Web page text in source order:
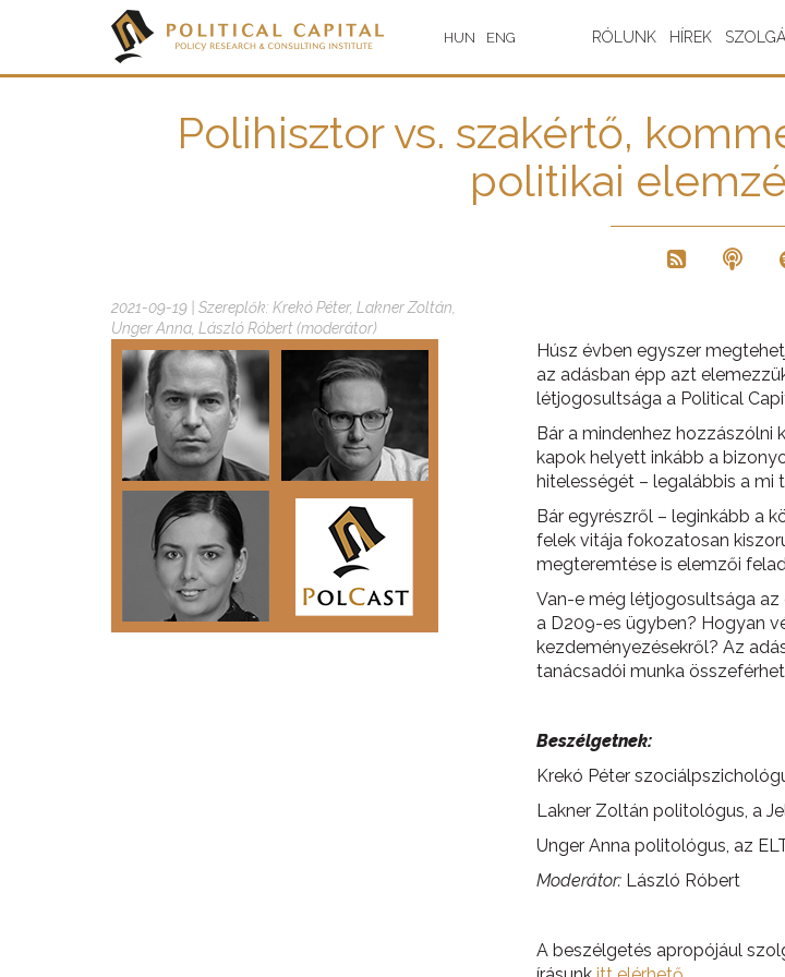
HUN ENG RÓLUNK HÍREK
Polihisztor vs. szakértő,
politikai
2021-09-19 | Szereplők: Krekó Péter, Lakner Zoltán,
Unger Anna, László Róbert (moderátor)
Húsz évben egyszer
az adásban épp azt
létjogosultsága a Political
Bár a mindenhez hozzászólni
kapok helyett inkább a
hitelességét – legalábbis a mi
Bár egyrészről – leginkább a
felek vitája fokozatosan
megteremtése is elemzői
Van-e még létjogosultsága
a D209-es ügyben? Hogyan
kezdeményezésekről? Az
tanácsadói munka
Beszélgetnek:
Krekó Péter
Lakner Zoltán politológus, a
Unger Anna politológus, az
Moderátor: László Róbert
A beszélgetés apropójául